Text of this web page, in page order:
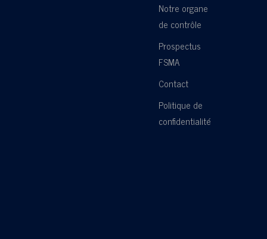
Notre organe
de contrôle
Prospectus
FSMA
Contact
Politique de
confidentialité